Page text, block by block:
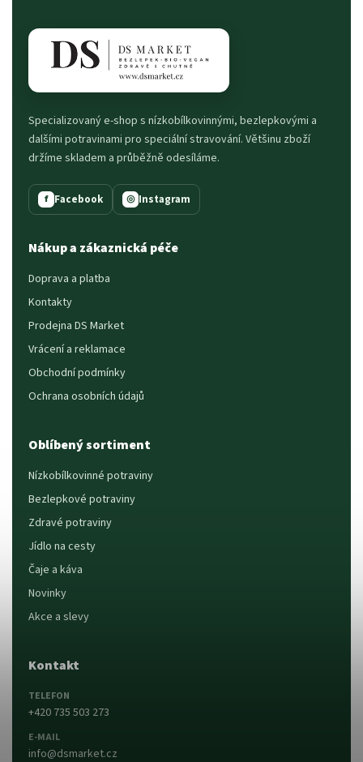
Specializovaný e-shop s nízkobílkovinnými, bezlepkovými a
dalšími potravinami pro speciální stravování. Většinu zboží
držíme skladem a průběžně odesíláme.
f Facebook ◎ Instagram
Nákup a zákaznická péče
Doprava a platba
Kontakty
Prodejna DS Market
Vrácení a reklamace
Obchodní podmínky
Ochrana osobních údajů
Oblíbený sortiment
Nízkobílkovinné potraviny
Bezlepkové potraviny
Zdravé potraviny
Jídlo na cesty
Čaje a káva
Novinky
Akce a slevy
Kontakt
TELEFON
+420 735 503 273
E-MAIL
info@dsmarket.cz